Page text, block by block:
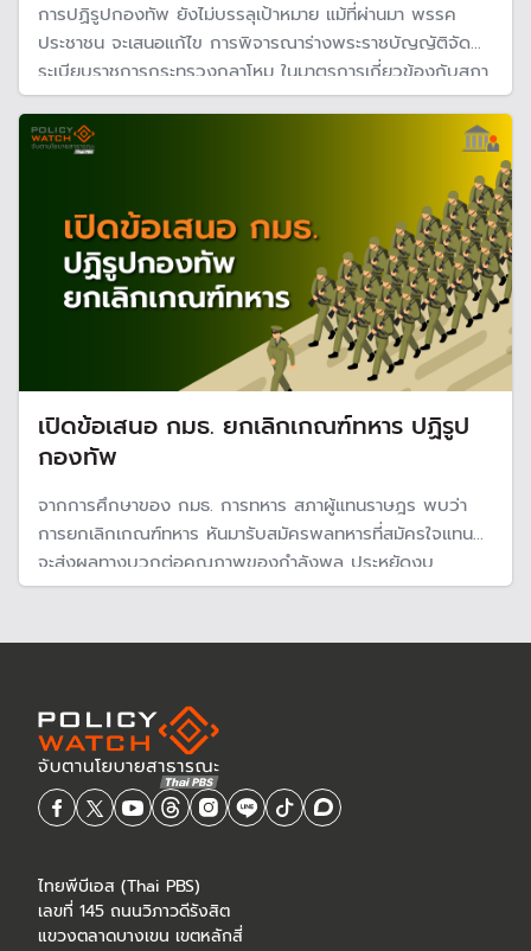
การปฏิรูปกองทัพ ยังไม่บรรลุเป้าหมาย แม้ที่ผ่านมา พรรค
ประชาชน จะเสนอแก้ไข การพิจารณาร่างพระราชบัญญัติจัด
ระเบียบราชการกระทรวงกลาโหม ในมาตรการเกี่ยวข้องกับสภา
กลาโหม ที่ถือเป็นโครงสร้างอำนาจหลักในการบริหารจัดการ
กองทัพ แต่การพิจารณาผ่านการชั้นกรรมาธิการโดยไม่แก้ไข
โครงสร้างอำนาจเดิม
เปิดข้อเสนอ กมธ. ยกเลิกเกณฑ์ทหาร ปฏิรูป
กองทัพ
จากการศึกษาของ กมธ. การทหาร สภาผู้แทนราษฎร พบว่า
การยกเลิกเกณฑ์ทหาร หันมารับสมัครพลทหารที่สมัครใจแทน
จะส่งผลทางบวกต่อคุณภาพของกำลังพล ประหยัดงบ
ประมาณ และเป็นการปฏิรูปกองทัพให้มีประสิทิภาพมากขึ้น
ไทยพีบีเอส (Thai PBS)
เลขที่ 145 ถนนวิภาวดีรังสิต
แขวงตลาดบางเขน เขตหลักสี่